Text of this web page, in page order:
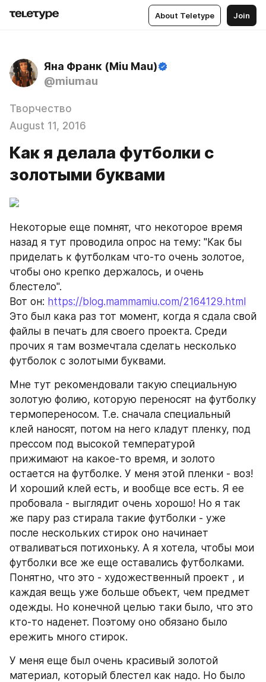
About Teletype Join
Яна Франк (Miu Mau)
@miumau
Творчество
August 11, 2016
Как я делала футболки с
золотыми буквами
Некоторые еще помнят, что некоторое время
назад я тут проводила опрос на тему: "Как бы
приделать к футболкам что-то очень золотое,
чтобы оно крепко держалось, и очень
блестело".
Вот он: https://blog.mammamiu.com/2164129.html
Это был кака раз тот момент, когда я сдала свой
файлы в печать для своего проекта. Среди
прочих я там возмечтала сделать несколько
футболок с золотыми буквами.
Мне тут рекомендовали такую специальную
золотую фолию, которую переносят на футболку
термопереносом. Т.е. сначала специальный
клей наносят, потом на него кладут пленку, под
прессом под высокой температурой
прижимают на какое-то время, и золото
остается на футболке. У меня этой пленки - воз!
И хороший клей есть, и вообще все есть. Я ее
пробовала - выглядит очень хорошо! Но я так
же пару раз стирала такие футболки - уже
после нескольких стирок оно начинает
отваливаться потихоньку. А я хотела, чтобы мои
футболки все же еще оставались футболками.
Понятно, что это - художественный проект , и
каждая вещь уже больше объект, чем предмет
одежды. Но конечной целью таки было, что это
кто-то наденет. Поэтому оно обязано было
ережить много стирок.
У меня еще был очень красивый золотой
материал, который блестел как надо. Но было